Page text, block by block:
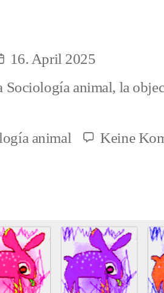
16. April 2025
Sociología animal, la
animal Keine